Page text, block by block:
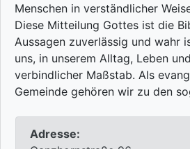
Menschen in verständlicher
Diese Mitteilung Gottes ist die
Aussagen zuverlässig und wahr
uns, in unserem Alltag, Leben
verbindlicher Maßstab. Als
Gemeinde gehören wir zu den
Adresse: